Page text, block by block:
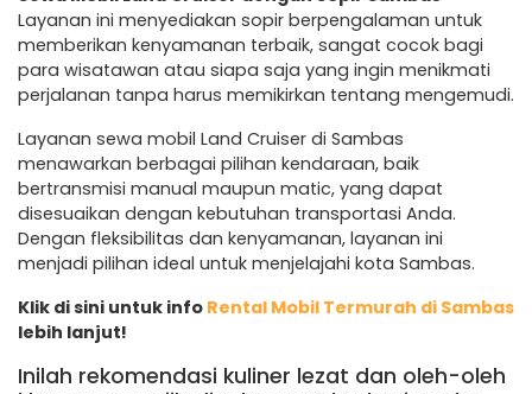
Layanan ini menyediakan sopir berpengalaman untuk
memberikan kenyamanan terbaik, sangat cocok bagi
para wisatawan atau siapa saja yang ingin menikmati
perjalanan tanpa harus memikirkan tentang mengemudi.
Layanan sewa mobil Land Cruiser di Sambas
menawarkan berbagai pilihan kendaraan, baik
bertransmisi manual maupun matic, yang dapat
disesuaikan dengan kebutuhan transportasi Anda.
Dengan fleksibilitas dan kenyamanan, layanan ini
menjadi pilihan ideal untuk menjelajahi kota Sambas.
Klik di sini untuk info Rental Mobil Termurah di Sambas
lebih lanjut!
Inilah rekomendasi kuliner lezat dan oleh-oleh